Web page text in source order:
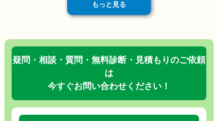
もっと見る
疑問・相談・質問・無料診断・見積もりのご依頼
は
今すぐお問い合わせください！